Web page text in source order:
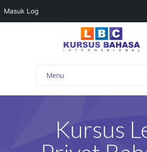
Menu
HOME
KONTAK KAMI
Kursus
Masuk Log